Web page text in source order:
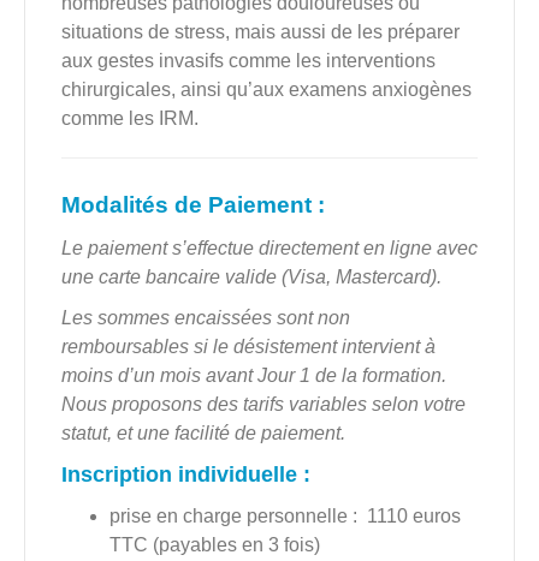
situations de stress, mais aussi de les préparer
aux gestes invasifs comme les interventions
chirurgicales, ainsi qu’aux examens anxiogènes
comme les IRM.
Modalités de Paiement :
Le paiement s’effectue directement en ligne avec
une carte bancaire valide (Visa, Mastercard).
Les sommes encaissées sont non
remboursables si le désistement intervient à
moins d’un mois avant Jour 1 de la formation.
Nous proposons des tarifs variables selon votre
statut, et une facilité de paiement.
Inscription individuelle :
prise en charge personnelle : 1110 euros
TTC (payables en 3 fois)